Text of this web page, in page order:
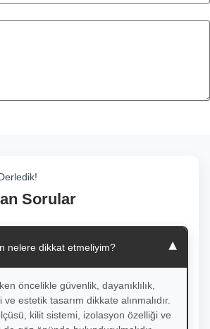
Sorular
nelere dikkat etmeliyim? ▾
öncelikle güvenlik, dayanıklılık,
estetik tasarım dikkate alınmalıdır.
kilit sistemi, izolasyon özelliği ve